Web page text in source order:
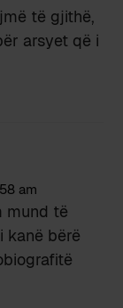
të gjithë,
arsyet që i
am
mund të
kanë bërë